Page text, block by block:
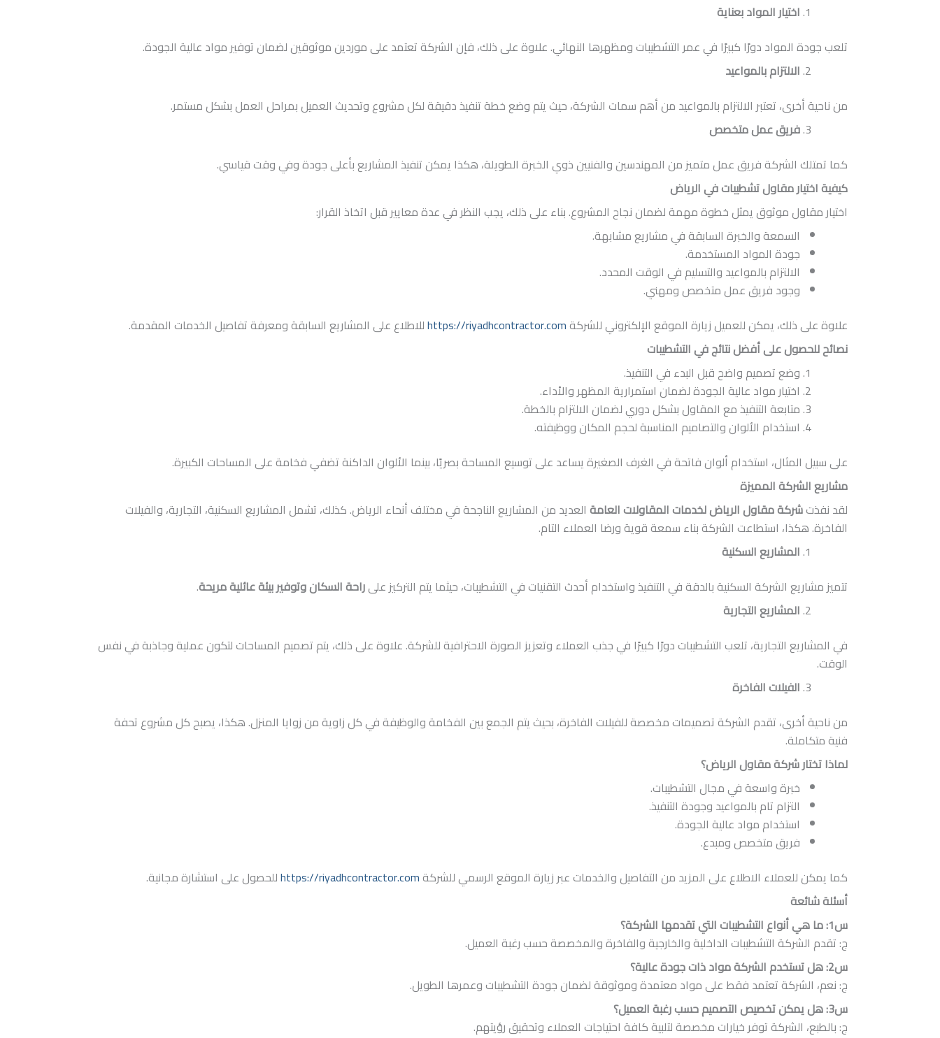
اختيار المواد بعناية
تلعب جودة المواد دورًا كبيرًا في عمر التشطيبات ومظهرها النهائي. علاوة على ذلك، فإن الشركة تعتمد على موردين موثوقين لضمان توفير مواد عالية الجودة.
الالتزام بالمواعيد
من ناحية أخرى، تعتبر الالتزام بالمواعيد من أهم سمات الشركة، حيث يتم وضع خطة تنفيذ دقيقة لكل مشروع وتحديث العميل بمراحل العمل بشكل مستمر.
فريق عمل متخصص
كما تمتلك الشركة فريق عمل متميز من المهندسين والفنيين ذوي الخبرة الطويلة، هكذا يمكن تنفيذ المشاريع بأعلى جودة وفي وقت قياسي.
كيفية اختيار مقاول تشطيبات في الرياض
اختيار مقاول موثوق يمثل خطوة مهمة لضمان نجاح المشروع. بناء على ذلك، يجب النظر في عدة معايير قبل اتخاذ القرار:
السمعة والخبرة السابقة في مشاريع مشابهة.
جودة المواد المستخدمة.
الالتزام بالمواعيد والتسليم في الوقت المحدد.
وجود فريق عمل متخصص ومهني.
علاوة على ذلك، يمكن للعميل زيارة الموقع الإلكتروني للشركةhttps://riyadhcontractor.comللاطلاع على المشاريع السابقة ومعرفة تفاصيل الخدمات المقدمة.
نصائح للحصول على أفضل نتائج في التشطيبات
وضع تصميم واضح قبل البدء في التنفيذ.
اختيار مواد عالية الجودة لضمان استمرارية المظهر والأداء.
متابعة التنفيذ مع المقاول بشكل دوري لضمان الالتزام بالخطة.
استخدام الألوان والتصاميم المناسبة لحجم المكان ووظيفته.
على سبيل المثال، استخدام ألوان فاتحة في الغرف الصغيرة يساعد على توسيع المساحة بصريًا، بينما الألوان الداكنة تضفي فخامة على المساحات الكبيرة.
مشاريع الشركة المميزة
لقد نفذتشركة مقاول الرياض لخدمات المقاولات العامة العديد من المشاريع الناجحة في مختلف أنحاء الرياض. كذلك، تشمل المشاريع السكنية، التجارية، والفيلات
الفاخرة. هكذا، استطاعت الشركة بناء سمعة قوية ورضا العملاء التام.
المشاريع السكنية
تتميز مشاريع الشركة السكنية بالدقة في التنفيذ واستخدام أحدث التقنيات في التشطيبات، حيثما يتم التركيز علىراحة السكان وتوفير بيئة عائلية مريحة.
المشاريع التجارية
في المشاريع التجارية، تلعب التشطيبات دورًا كبيرًا في جذب العملاء وتعزيز الصورة الاحترافية للشركة. علاوة على ذلك، يتم تصميم المساحات لتكون عملية وجاذبة في نفس
الوقت.
الفيلات الفاخرة
من ناحية أخرى، تقدم الشركة تصميمات مخصصة للفيلات الفاخرة، بحيث يتم الجمع بين الفخامة والوظيفة في كل زاوية من زوايا المنزل. هكذا، يصبح كل مشروع تحفة
فنية متكاملة.
لماذا تختار شركة مقاول الرياض؟
خبرة واسعة في مجال التشطيبات.
التزام تام بالمواعيد وجودة التنفيذ.
استخدام مواد عالية الجودة.
فريق متخصص ومبدع.
كما يمكن للعملاء الاطلاع على المزيد من التفاصيل والخدمات عبر زيارة الموقع الرسمي للشركةhttps://riyadhcontractor.comللحصول على استشارة مجانية.
أسئلة شائعة
س1: ما هي أنواع التشطيبات التي تقدمها الشركة؟
ج: تقدم الشركة التشطيبات الداخلية والخارجية والفاخرة والمخصصة حسب رغبة العميل.
س2: هل تستخدم الشركة مواد ذات جودة عالية؟
ج: نعم، الشركة تعتمد فقط على مواد معتمدة وموثوقة لضمان جودة التشطيبات وعمرها الطويل.
س3: هل يمكن تخصيص التصميم حسب رغبة العميل؟
ج: بالطبع، الشركة توفر خيارات مخصصة لتلبية كافة احتياجات العملاء وتحقيق رؤيتهم.